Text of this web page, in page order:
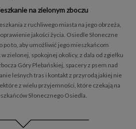
na zielonym zboczu
z ruchliwego miasta na jego obrzeża,
jakości życia. Osiedle Słoneczne
po to, aby umożliwić jego mieszkańcom
zielonej, spokojnej okolicy, z dala od zgiełku
Góry Plebańskiej, spacery z psem nad
leśnych tras i kontakt z przyrodą jakiej nie
z wielu przyjemności, które czekają na
Słonecznego Osiedla.